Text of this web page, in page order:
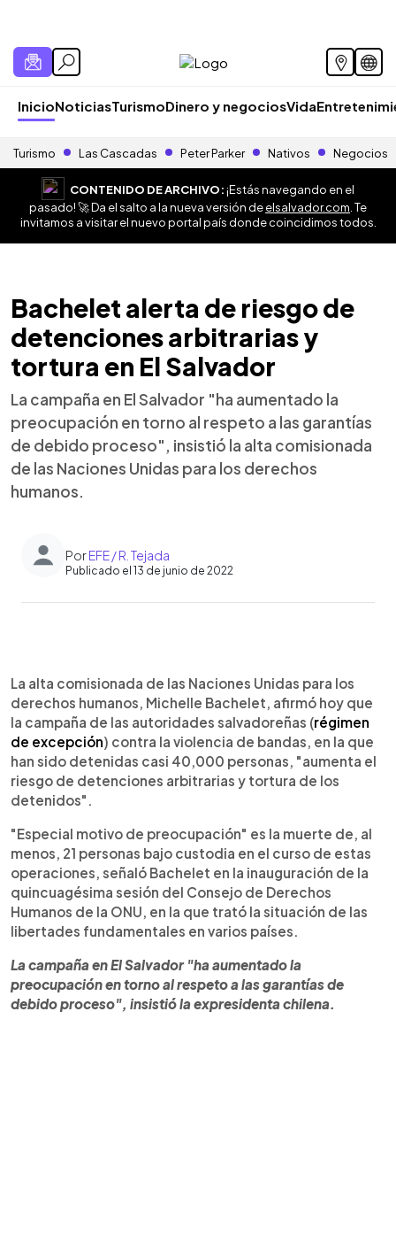
InicioNoticiasTurismoDinero y negociosVida
Turismo Las Cascadas Peter Parker Nativos Negocios
CONTENIDO DE ARCHIVO:¡Estás navegando en el
pasado! 🚀 Da el salto a la nueva versión deelsalvador.com . Te
invitamos a visitar el nuevo portal país donde coincidimos todos.
Bachelet alerta de riesgo de
detenciones arbitrarias y
tortura en El Salvador
La campaña en El Salvador "ha aumentado la
preocupación en torno al respeto a las garantías
de debido proceso", insistió la alta comisionada
de las Naciones Unidas para los derechos
humanos.
PorEFE / R. Tejada
Publicado el 13 de junio de 2022
Escuchar artículo
La alta comisionada de las Naciones Unidas para los
derechos humanos, Michelle Bachelet, afirmó hoy que
la campaña de las autoridades salvadoreñas (régimen
de excepción) contra la violencia de bandas, en la que
han sido detenidas casi 40,000 personas, "aumenta el
riesgo de detenciones arbitrarias y tortura de los
detenidos".
"Especial motivo de preocupación" es la muerte de, al
menos, 21 personas bajo custodia en el curso de estas
operaciones, señaló Bachelet en la inauguración de la
quincuagésima sesión del Consejo de Derechos
Humanos de la ONU, en la que trató la situación de las
libertades fundamentales en varios países.
La campaña en El Salvador "ha aumentado la
preocupación en torno al respeto a las garantías de
debido proceso", insistió la expresidenta chilena.